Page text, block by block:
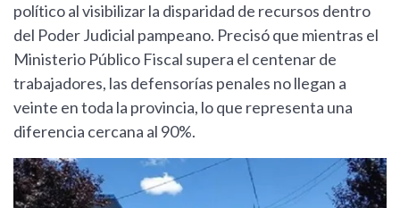
político al visibilizar la disparidad de recursos dentro
del Poder Judicial pampeano. Precisó que mientras el
Ministerio Público Fiscal supera el centenar de
trabajadores, las defensorías penales no llegan a
veinte en toda la provincia, lo que representa una
diferencia cercana al 90%.